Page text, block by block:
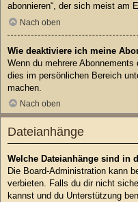
abonnieren“, der sich meist am
Nach oben
Wie deaktiviere ich meine
Wenn du mehrere
dies im persönlichen Bereich
machen.
Nach oben
Dateianhänge
Welche Dateianhänge sind in
Die Board-Administration kann
verbieten. Falls du dir nicht
kannst und du Unterstützung